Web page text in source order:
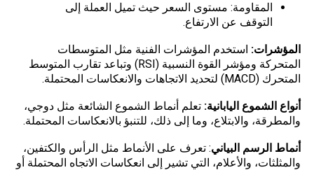
المقاومة: مستوى السعر حيث تميل العملة إلى
التوقف عن الارتفاع.
المؤشرات: استخدم المؤشرات الفنية مثل المتوسطات
المتحركة ومؤشر القوة النسبية (RSI) وتباعد تقارب المتوسط
المتحرك (MACD) لتحديد الاتجاهات والانعكاسات المحتملة.
أنواع الشموع اليابانية: تعلم أنماط الشموع الشائعة مثل دوجي،
والمطرقة، والابتلاع، وما إلى ذلك، للتنبؤ بالانعكاسات المحتملة.
أنماط الرسم البياني: تعرف على الأنماط مثل الرأس والكتفين،
والمثلثات، والأعلام، التي تشير إلى انعكاسات الاتجاه المحتملة أو